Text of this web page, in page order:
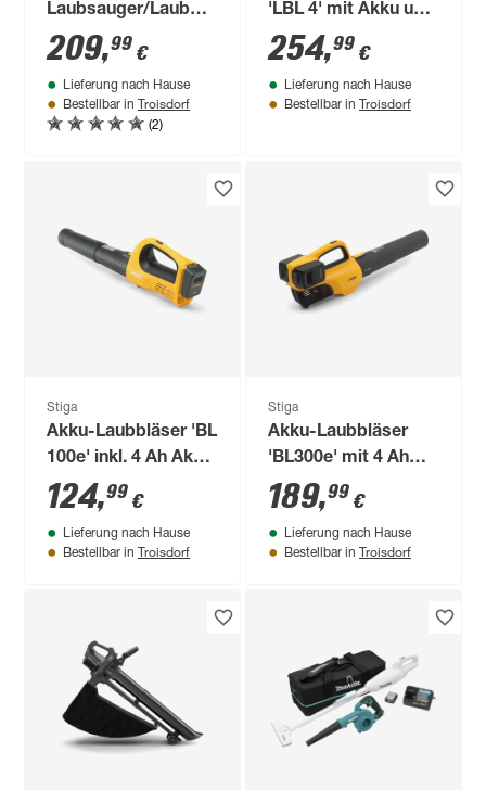
Laubsauger/Laubbläser
'VS 100e' mit Akku
209,99 €
Lieferung nach Hause
Bestellbar in Troisdorf
(2)
'LBL 4' mit Akku und
Ladegerät
254,99 €
Lieferung nach Hause
Bestellbar in Troisdorf
Stiga
Akku-Laubbläser 'BL
100e' inkl. 4 Ah Akku
und Ladegerät
124,99 €
Lieferung nach Hause
Bestellbar in Troisdorf
Stiga
Akku-Laubbläser
'BL300e' mit 4 Ah
Akku und Ladegerät
189,99 €
Lieferung nach Hause
Bestellbar in Troisdorf